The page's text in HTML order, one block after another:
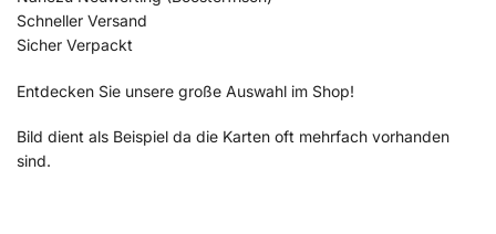
Schneller Versand
Sicher Verpackt
Entdecken Sie unsere große Auswahl im Shop!
Bild dient als Beispiel da die Karten oft mehrfach vorhanden
sind.